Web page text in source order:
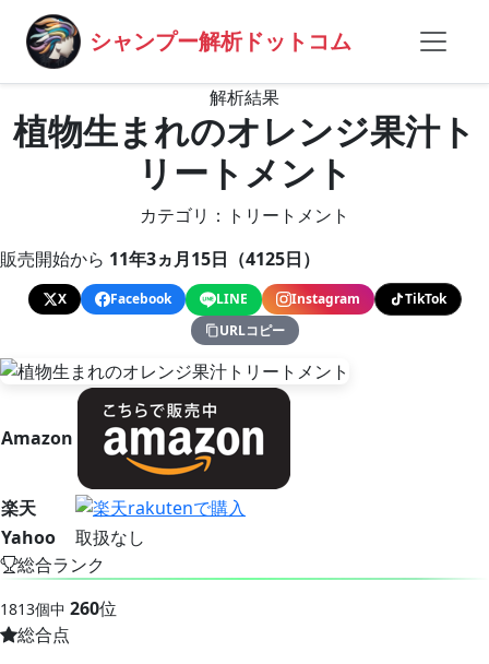
シャンプー解析ドットコム
解析結果
植物生まれのオレンジ果汁ト
リートメント
カテゴリ：トリートメント
販売開始から 11年3ヵ月15日（4125日）
X Facebook LINE Instagram
TikTok
URLコピー
Amazon
楽天
Yahoo
取扱なし
総合ランク
1813個中 260位
総合点